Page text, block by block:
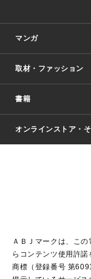
マンガ
少年マンガ
Vジャンプ
ジャンプルーキ
ジャンプTOON
週刊ヤングジャ
ウルトラジャンプ
少女マンガ
リマコミ＋
月刊オフィスユー
取材・ファッション
Seventeen
LEE
Marisol
芸能・情報・ス
パラスポ＋！
書籍
文芸・文庫・総合
青春と読書
アジア人物史
集英社新書
集英社新書プラス
ライトノベル・
集英社Webマガ
集英社オレンジ
シフォン文庫
集英社みらい文庫
オンラインストア・
SHUEISHA
HAPPY PLUS
EDITOR'S LAB
ＡＢＪマークは、こ
らコンテンツ使用許
商標（登録番号 第